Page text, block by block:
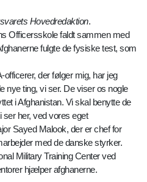
Hovedredaktion.
Officersskole faldt sammen med
fulgte de fysiske test, som
der følger mig, har jeg
nye ting, vi ser. De viser os nogle
i Afghanistan. Vi skal benytte de
her, ved vores eget
Sayed Malook, der er chef for
med de danske styrker.
Military Training Center ved
hjælper afghanerne.